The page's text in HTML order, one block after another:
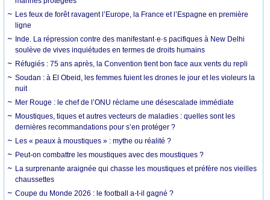
Les feux de forêt ravagent l’Europe, la France et l’Espagne en première
ligne
Inde. La répression contre des manifestant·e·s pacifiques à New Delhi
soulève de vives inquiétudes en termes de droits humains
Réfugiés : 75 ans après, la Convention tient bon face aux vents du repli
Soudan : à El Obeid, les femmes fuient les drones le jour et les violeurs la
nuit
Mer Rouge : le chef de l’ONU réclame une désescalade immédiate
Moustiques, tiques et autres vecteurs de maladies : quelles sont les
dernières recommandations pour s’en protéger ?
Les « peaux à moustiques » : mythe ou réalité ?
Peut-on combattre les moustiques avec des moustiques ?
La surprenante araignée qui chasse les moustiques et préfère nos vieilles
chaussettes
Coupe du Monde 2026 : le football a-t-il gagné ?